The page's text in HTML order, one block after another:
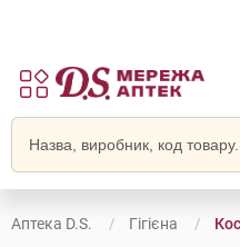
Аптека D.S. Гігієна